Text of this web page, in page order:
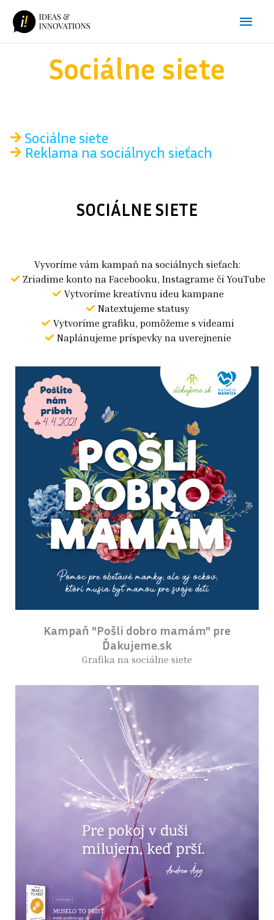
obsah
Sociálne siete
Sociálne siete
Reklama na sociálnych sieťach
SOCIÁLNE SIETE
Vyvoríme vám kampaň na sociálnych sieťach:
Zriadime konto na Facebooku, Instagrame či YouTube
Vytvoríme kreatívnu ideu kampane
Natextujeme statusy
Vytvoríme grafiku, pomôžeme s videami
Naplánujeme príspevky na uverejnenie
Kampaň "Pošli dobro mamám" pre
Ďakujeme.sk
Grafika na sociálne siete